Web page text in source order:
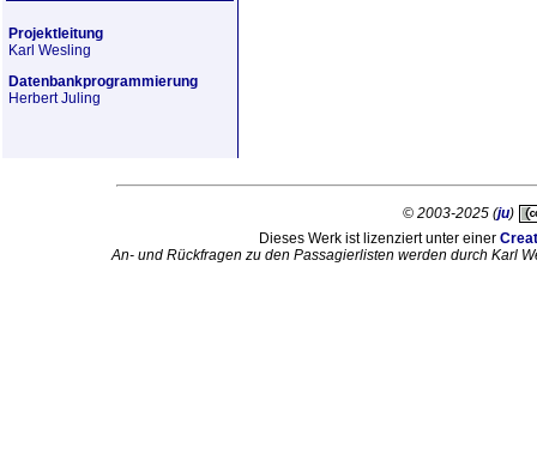
Projektleitung
Karl Wesling
Datenbankprogrammierung
Herbert Juling
© 2003-2025 (ju)
Dieses Werk ist lizenziert unter einer
An- und Rückfragen zu den Passagierlisten werden durch Karl